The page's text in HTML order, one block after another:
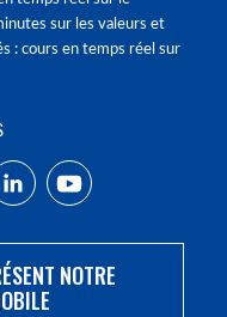
sur les valeurs et
: cours en temps réel sur
NOTRE